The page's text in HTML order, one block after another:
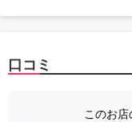
口コミ
このお